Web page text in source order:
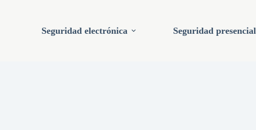
Seguridad electrónica Seguridad presencial